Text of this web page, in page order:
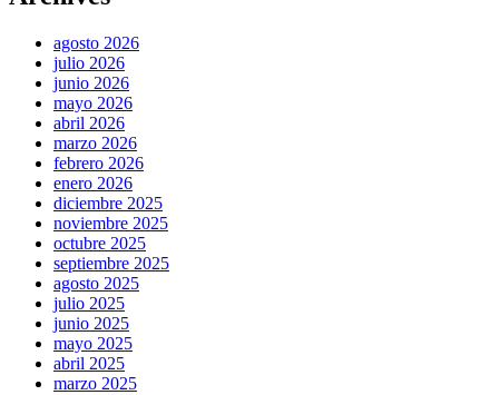
agosto 2026
julio 2026
junio 2026
mayo 2026
abril 2026
marzo 2026
febrero 2026
enero 2026
diciembre 2025
noviembre 2025
octubre 2025
septiembre 2025
agosto 2025
julio 2025
junio 2025
mayo 2025
abril 2025
marzo 2025